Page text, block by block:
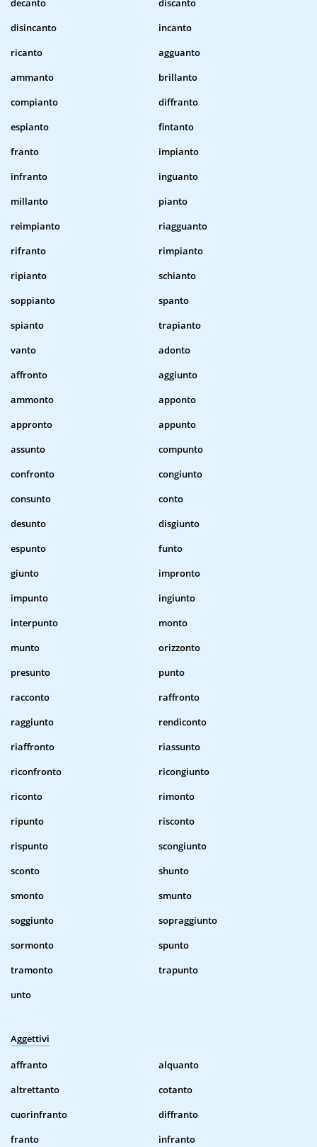
decanto
discanto
disincanto
incanto
ricanto
agguanto
ammanto
brillanto
compianto
diffranto
espianto
fintanto
franto
impianto
infranto
inguanto
millanto
pianto
reimpianto
riagguanto
rifranto
rimpianto
ripianto
schianto
soppianto
spanto
spianto
trapianto
vanto
adonto
affronto
aggiunto
ammonto
apponto
appronto
appunto
assunto
compunto
confronto
congiunto
consunto
conto
desunto
disgiunto
espunto
funto
giunto
impronto
impunto
ingiunto
interpunto
monto
munto
orizzonto
presunto
punto
racconto
raffronto
raggiunto
rendiconto
riaffronto
riassunto
riconfronto
ricongiunto
riconto
rimonto
ripunto
risconto
rispunto
scongiunto
sconto
shunto
smonto
smunto
soggiunto
sopraggiunto
sormonto
spunto
tramonto
trapunto
unto
Aggettivi
affranto
alquanto
altrettanto
cotanto
cuorinfranto
diffranto
franto
infranto